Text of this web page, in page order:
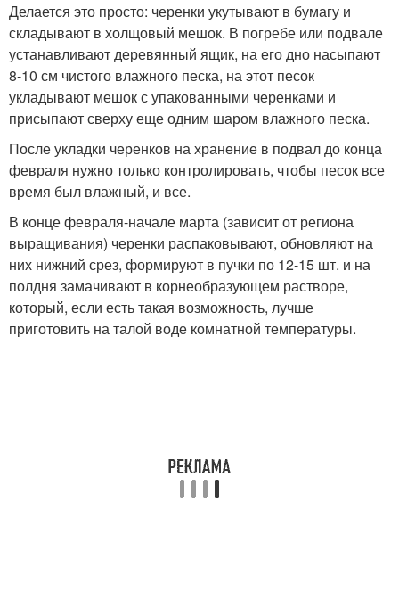
Делается это просто: черенки укутывают в бумагу и
складывают в холщовый мешок. В погребе или подвале
устанавливают деревянный ящик, на его дно насыпают
8-10 см чистого влажного песка, на этот песок
укладывают мешок с упакованными черенками и
присыпают сверху еще одним шаром влажного песка.
После укладки черенков на хранение в подвал до конца
февраля нужно только контролировать, чтобы песок все
время был влажный, и все.
В конце февраля-начале марта (зависит от региона
выращивания) черенки распаковывают, обновляют на
них нижний срез, формируют в пучки по 12-15 шт. и на
полдня замачивают в корнеобразующем растворе,
который, если есть такая возможность, лучше
приготовить на талой воде комнатной температуры.